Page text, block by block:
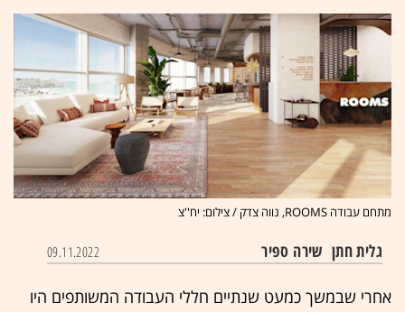
מתחם עבודה ROOMS, נווה צדק / צילום: יח''צ
גלית חתן שירה ספיר 09.11.2022
אחרי שבמשך כמעט שנתיים חללי העבודה המשותפים היו